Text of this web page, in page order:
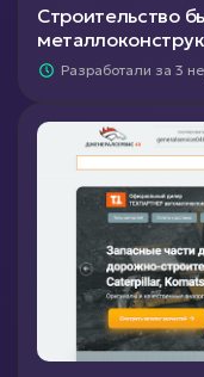
Строительство
Разработали за 3